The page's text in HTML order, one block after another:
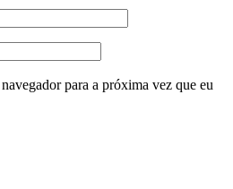
para a próxima vez que eu